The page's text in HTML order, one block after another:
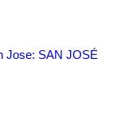
Jose: SAN JOSÉ